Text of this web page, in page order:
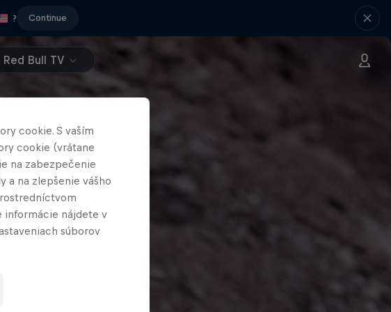
? Continue
Red Bull TV
cookie. S vaším
cookie (vrátane
na zabezpečenie
a na zlepšenie vášho
informácie nájdete v
súborov